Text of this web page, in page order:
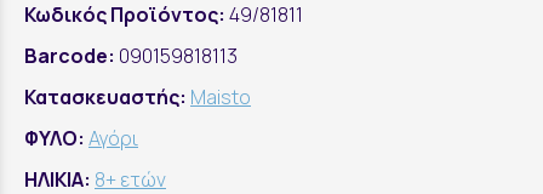
Κωδικός Προϊόντος: 49/81811
Barcode: 090159818113
Κατασκευαστής: Maisto
ΦΥΛΟ: Αγόρι
ΗΛΙΚΙΑ: 8+ ετών